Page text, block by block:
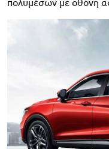
πολυμέσων με οθόνη